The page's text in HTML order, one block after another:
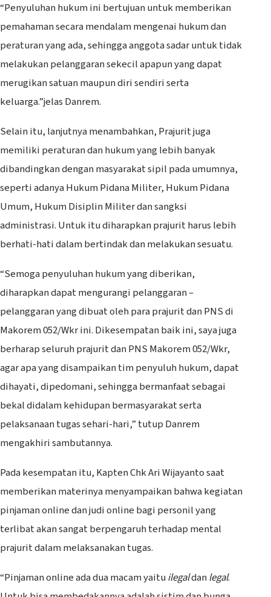
“Penyuluhan hukum ini bertujuan untuk memberikan
pemahaman secara mendalam mengenai hukum dan
peraturan yang ada, sehingga anggota sadar untuk tidak
melakukan pelanggaran sekecil apapun yang dapat
merugikan satuan maupun diri sendiri serta
keluarga.”jelas Danrem.
Selain itu, lanjutnya menambahkan, Prajurit juga
memiliki peraturan dan hukum yang lebih banyak
dibandingkan dengan masyarakat sipil pada umumnya,
seperti adanya Hukum Pidana Militer, Hukum Pidana
Umum, Hukum Disiplin Militer dan sangksi
administrasi. Untuk itu diharapkan prajurit harus lebih
berhati-hati dalam bertindak dan melakukan sesuatu.
“Semoga penyuluhan hukum yang diberikan,
diharapkan dapat mengurangi pelanggaran –
pelanggaran yang dibuat oleh para prajurit dan PNS di
Makorem 052/Wkr ini. Dikesempatan baik ini, saya juga
berharap seluruh prajurit dan PNS Makorem 052/Wkr,
agar apa yang disampaikan tim penyuluh hukum, dapat
dihayati, dipedomani, sehingga bermanfaat sebagai
bekal didalam kehidupan bermasyarakat serta
pelaksanaan tugas sehari-hari,” tutup Danrem
mengakhiri sambutannya.
Pada kesempatan itu, Kapten Chk Ari Wijayanto saat
memberikan materinya menyampaikan bahwa kegiatan
pinjaman online dan judi online bagi personil yang
terlibat akan sangat berpengaruh terhadap mental
prajurit dalam melaksanakan tugas.
“Pinjaman online ada dua macam yaituilegaldanlegal.